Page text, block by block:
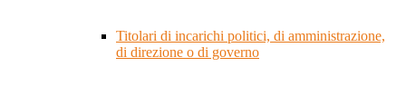
Titolari di incarichi politici, di amministrazione,
di direzione o di governo